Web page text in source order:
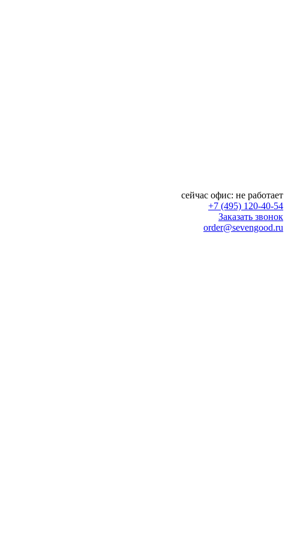
сейчас офис: не работает
+7 (495) 120-40-54
Заказать звонок
order@sevengood.ru